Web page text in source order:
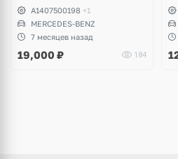
A1407500198 +1
MERCEDES-BENZ
7 месяцев назад
19,000 ₽ 184